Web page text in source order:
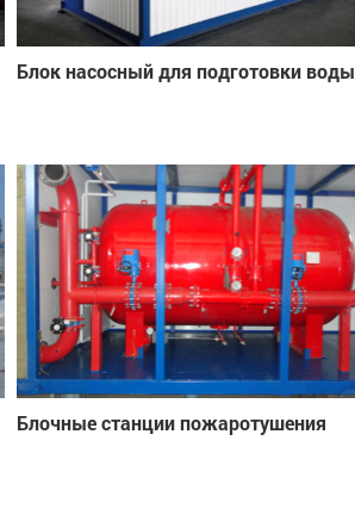
Блок насосный для подготовки воды
Блочные станции пожаротушения